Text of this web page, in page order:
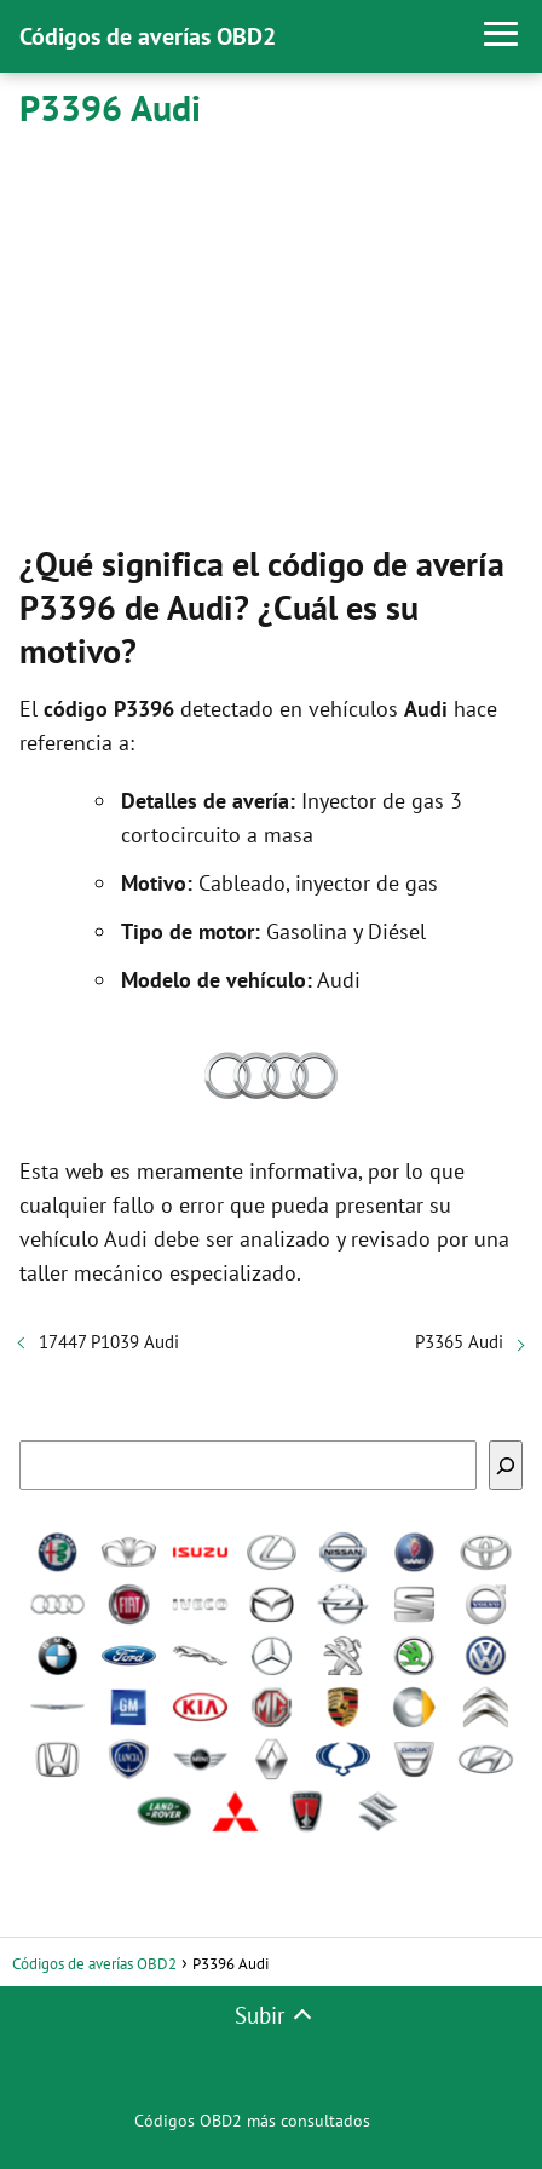
Códigos de averías OBD2
P3396 Audi
¿Qué significa el código de avería
P3396 de Audi? ¿Cuál es su
motivo?
El código P3396 detectado en vehículos Audi hace
referencia a:
Detalles de avería: Inyector de gas 3
cortocircuito a masa
Motivo: Cableado, inyector de gas
Tipo de motor: Gasolina y Diésel
Modelo de vehículo:Audi
Esta web es meramente informativa, por lo que
cualquier fallo o error que pueda presentar su
vehículo Audi debe ser analizado y revisado por una
taller mecánico especializado.
17447 P1039 Audi P3365 Audi
Códigos de averías OBD2 P3396 Audi
Subir
Códigos OBD2 más consultados